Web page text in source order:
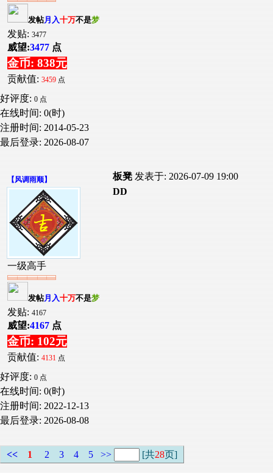
发帖月入十万不是梦
发贴: 3477
威望:3477 点
金币: 838元
贡献值: 3459 点
好评度: 0 点
在线时间: 0(时)
注册时间: 2014-05-23
最后登录: 2026-08-07
【风调雨顺】
一级高手
发帖月入十万不是梦
发贴: 4167
威望:4167 点
金币: 102元
贡献值: 4131 点
好评度: 0 点
在线时间: 0(时)
注册时间: 2022-12-13
最后登录: 2026-08-08
板凳 发表于: 2026-07-09 19:00
DD
<< 1 2 3 4 5 >> [共28页]